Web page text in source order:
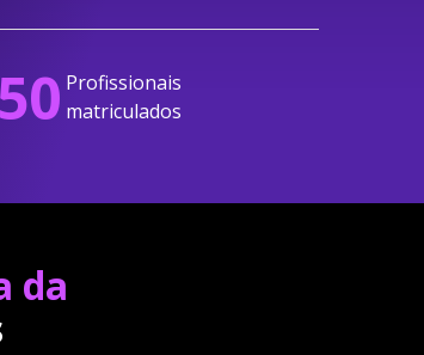
Profissionais
matriculados
da